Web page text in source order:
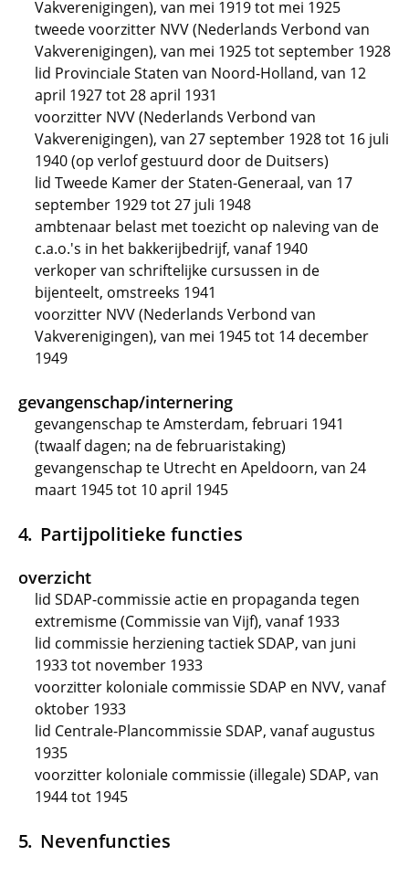
Vakverenigingen), van mei 1919 tot mei 1925
tweede voorzitter NVV (Nederlands Verbond van
Vakverenigingen), van mei 1925 tot september 1928
lid Provinciale Staten van Noord-Holland, van 12
april 1927 tot 28 april 1931
voorzitter NVV (Nederlands Verbond van
Vakverenigingen), van 27 september 1928 tot 16 juli
1940 (op verlof gestuurd door de Duitsers)
lid Tweede Kamer der Staten-Generaal, van 17
september 1929 tot 27 juli 1948
ambtenaar belast met toezicht op naleving van de
c.a.o.'s in het bakkerijbedrijf, vanaf 1940
verkoper van schriftelijke cursussen in de
bijenteelt, omstreeks 1941
voorzitter NVV (Nederlands Verbond van
Vakverenigingen), van mei 1945 tot 14 december
1949
gevangenschap/internering
gevangenschap te Amsterdam, februari 1941
(twaalf dagen; na de februaristaking)
gevangenschap te Utrecht en Apeldoorn, van 24
maart 1945 tot 10 april 1945
Partijpolitieke functies
overzicht
lid SDAP-commissie actie en propaganda tegen
extremisme (Commissie van Vijf), vanaf 1933
lid commissie herziening tactiek SDAP, van juni
1933 tot november 1933
voorzitter koloniale commissie SDAP en NVV, vanaf
oktober 1933
lid Centrale-Plancommissie SDAP, vanaf augustus
1935
voorzitter koloniale commissie (illegale) SDAP, van
1944 tot 1945
Nevenfuncties